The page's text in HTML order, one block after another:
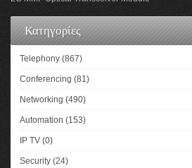
Κατηγορίες
Telephony (867)
Conferencing (81)
Networking (490)
Automation (153)
IP TV (0)
Security (24)